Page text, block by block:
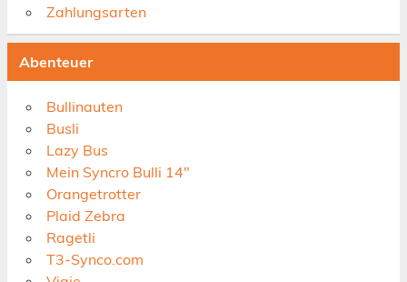
Zahlungsarten
Abenteuer
Bullinauten
Busli
Lazy Bus
Mein Syncro Bulli 14"
Orangetrotter
Plaid Zebra
Ragetli
T3-Synco.com